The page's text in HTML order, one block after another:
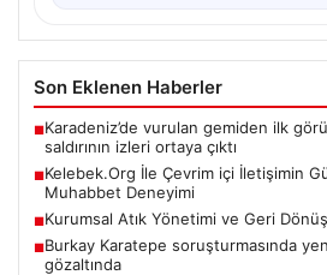
Son Eklenen Haberler
■Karadeniz’de vurulan gemiden ilk
saldırının izleri ortaya çıktı
■Kelebek.Org İle Çevrim içi İletişimin
Muhabbet Deneyimi
■Kurumsal Atık Yönetimi ve Geri
■Burkay Karatepe soruşturmasında
gözaltında